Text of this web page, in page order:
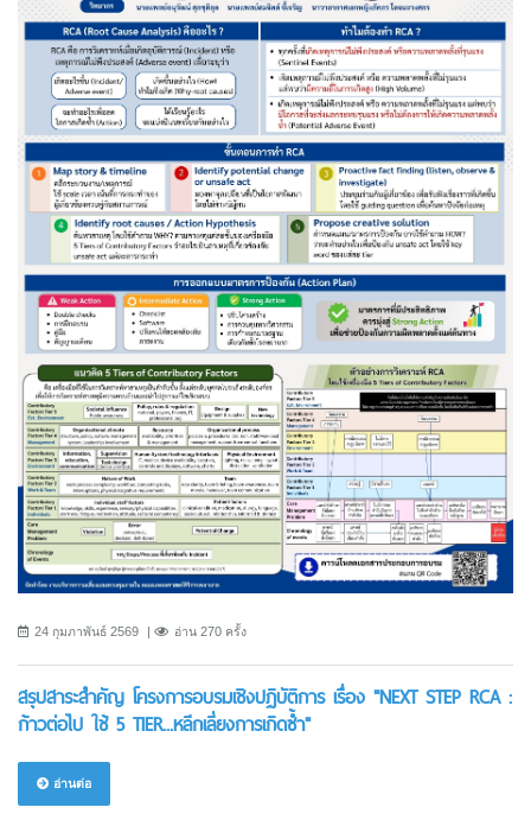
24 กุมภาพันธ์ 2569 อ่าน 270 ครั้ง
สรุปสาระสำคัญ โครงการอบรมเชิงปฏิบัติการ เรื่อง "NEXT STEP RCA :
ก้าวต่อไป ใช้ 5 TIER...หลีกเลี่ยงการเกิดซ้ำ"
อ่านต่อ